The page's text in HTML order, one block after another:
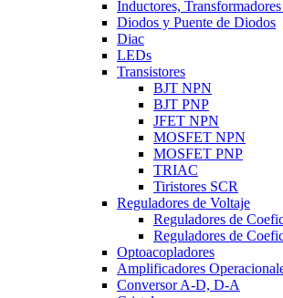
Inductores,
Diodos y Puente de Diodos
Diac
LEDs
Transistores
BJT NPN
BJT PNP
JFET NPN
MOSFET NPN
MOSFET PNP
TRIAC
Tiristores SCR
Reguladores de Voltaje
Reguladores de
Reguladores de
Optoacopladores
Amplificadores
Conversor A-D, D-A